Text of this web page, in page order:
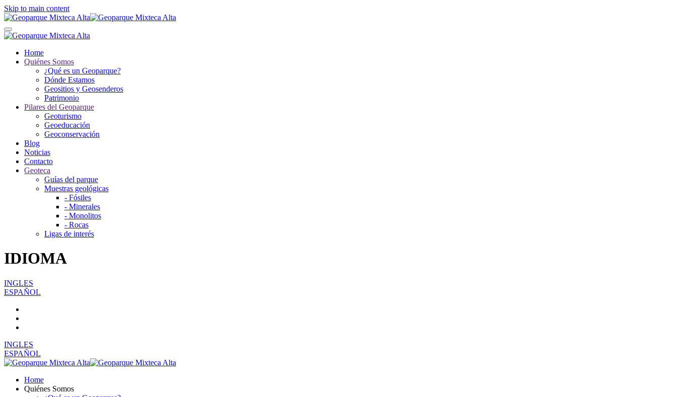
Skip to main content
Home
Quiénes Somos
¿Qué es un Geoparque?
Dónde Estamos
Geositios y Geosenderos
Patrimonio
Pilares del Geoparque
Geoturismo
Geoeducación
Geoconservación
Blog
Noticias
Contacto
Geoteca
Guías del parque
Muestras geológicas
- Fósiles
- Minerales
- Monolitos
- Rocas
Ligas de interés
IDIOMA
INGLES
ESPAÑOL
INGLES
ESPAÑOL
Home
Quiénes Somos